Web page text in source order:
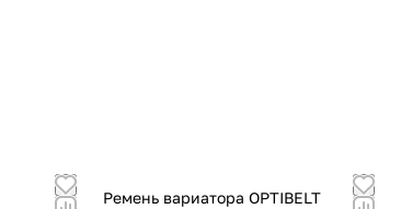
Ремень вариатора OPTIBELT